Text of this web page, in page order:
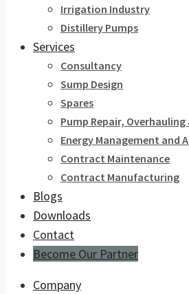
Irrigation Industry
Distillery Pumps
Services
Consultancy
Sump Design
Spares
Pump Repair,
Energy Management and
Contract Maintenance
Contract Manufacturing
Blogs
Downloads
Contact
Become Our Partner
Company